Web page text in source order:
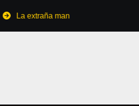
extraña manera de convertirse en familia